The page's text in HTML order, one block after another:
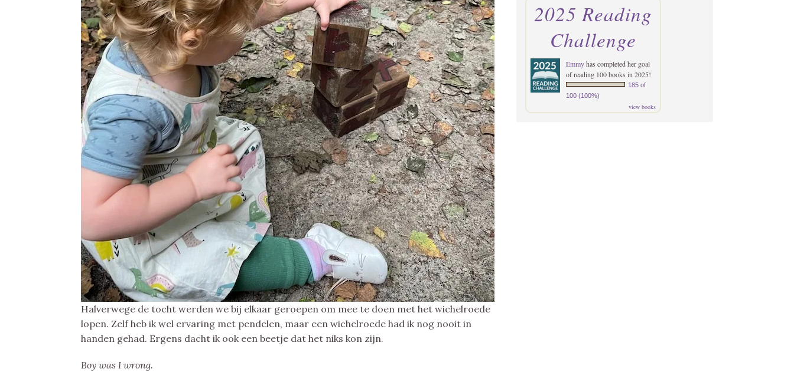
Halverwege de tocht werden we bij elkaar geroepen om mee te doen met het wichelroede
lopen. Zelf heb ik wel ervaring met pendelen, maar een wichelroede had ik nog nooit in
handen gehad. Ergens dacht ik ook een beetje dat het niks kon zijn.
Boy was I wrong.
2025 Reading
Challenge
Emmyhas completed her goal
of reading 100 books in 2025!
185 of
100 (100%)
view books